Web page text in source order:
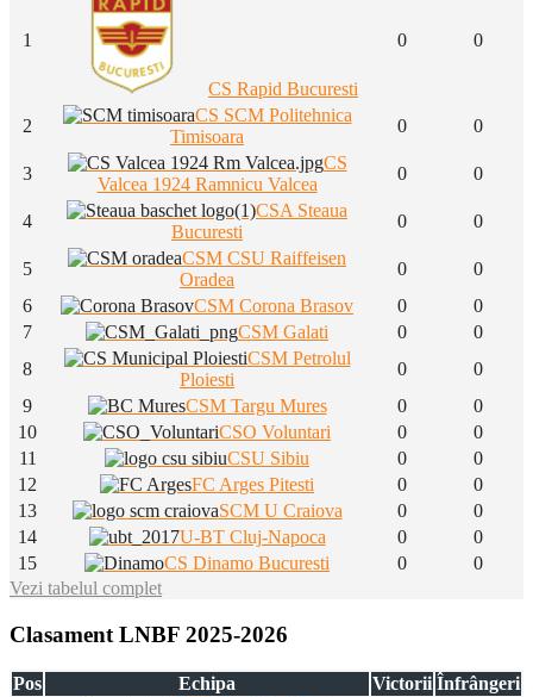
1
CS Rapid Bucuresti
0 0
2
CS SCM Politehnica
Timisoara
0 0
3
CS
Valcea 1924 Ramnicu Valcea
0 0
4
CSA Steaua
Bucuresti
0 0
5
CSM CSU Raiffeisen
Oradea
0
0
6
CSM Corona Brasov 0
0
7
CSM Galati 0
0
8
CSM Petrolul
Ploiesti
0
0
9
CSM Targu Mures 0
0
10
CSO Voluntari 0
0
11
CSU Sibiu 0
0
12
FC Arges Pitesti 0
0
13
SCM U Craiova 0
0
14
U-BT Cluj-Napoca 0
0
15
CS Dinamo Bucuresti 0
0
Vezi tabelul complet
Clasament LNBF 2025-2026
Pos Echipa Victorii Înfrângeri